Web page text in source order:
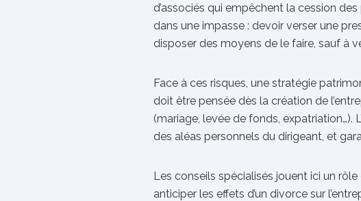
d’associés qui empêchent la cession
dans une impasse : devoir verser une
disposer des moyens de le faire, sauf à
Face à ces risques, une stratégie
doit être pensée dès la création de
(mariage, levée de fonds, expatriation…).
des aléas personnels du dirigeant, et
Les conseils spécialisés jouent ici un
anticiper les effets d’un divorce sur